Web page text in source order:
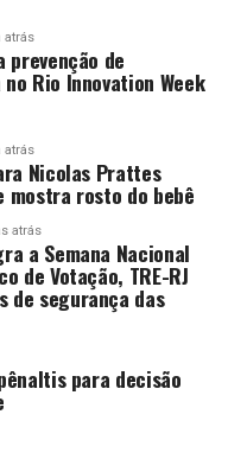
atrás
prevenção de
Rio Innovation Week
atrás
Nicolas Prattes
mostra rosto do bebê
atrás
a Semana Nacional
de Votação, TRE-RJ
de segurança das
para decisão